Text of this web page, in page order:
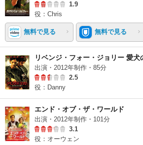
1.9
役：Chris
無料で見る 無料で見る
リベンジ・フォー・ジョリー 愛犬
出演・2012年制作・85分
2.5
役：Danny
エンド・オブ・ザ・ワールド
出演・2012年制作・101分
3.1
役：オーウェン